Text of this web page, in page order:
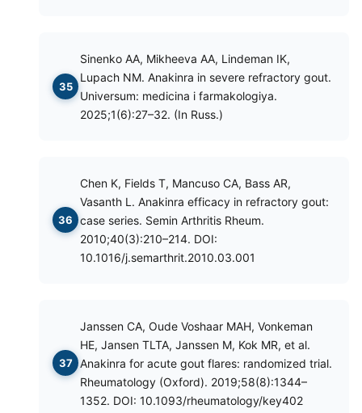
Sinenko AA, Mikheeva AA, Lindeman IK,
Lupach NM. Anakinra in severe refractory gout.
Universum: medicina i farmakologiya.
2025;1(6):27–32. (In Russ.)
Chen K, Fields T, Mancuso CA, Bass AR,
Vasanth L. Anakinra efficacy in refractory gout:
case series. Semin Arthritis Rheum.
2010;40(3):210–214. DOI:
10.1016/j.semarthrit.2010.03.001
Janssen CA, Oude Voshaar MAH, Vonkeman
HE, Jansen TLTA, Janssen M, Kok MR, et al.
Anakinra for acute gout flares: randomized trial.
Rheumatology (Oxford). 2019;58(8):1344–
1352. DOI: 10.1093/rheumatology/key402